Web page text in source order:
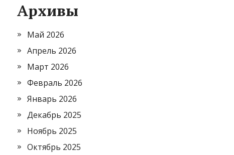
Архивы
Май 2026
Апрель 2026
Март 2026
Февраль 2026
Январь 2026
Декабрь 2025
Ноябрь 2025
Октябрь 2025